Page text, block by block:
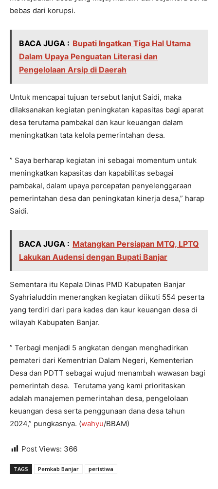
bebas dari korupsi.
BACA JUGA : Bupati Ingatkan Tiga Hal Utama
Dalam Upaya Penguatan Literasi dan
Pengelolaan Arsip di Daerah
Untuk mencapai tujuan tersebut lanjut Saidi, maka
dilaksanakan kegiatan peningkatan kapasitas bagi aparat
desa terutama pambakal dan kaur keuangan dalam
meningkatkan tata kelola pemerintahan desa.
” Saya berharap kegiatan ini sebagai momentum untuk
meningkatkan kapasitas dan kapabilitas sebagai
pambakal, dalam upaya percepatan penyelenggaraan
pemerintahan desa dan peningkatan kinerja desa,” harap
Saidi.
BACA JUGA : Matangkan Persiapan MTQ, LPTQ
Lakukan Audensi dengan Bupati Banjar
Sementara itu Kepala Dinas PMD Kabupaten Banjar
Syahrialuddin menerangkan kegiatan diikuti 554 peserta
yang terdiri dari para kades dan kaur keuangan desa di
wilayah Kabupaten Banjar.
” Terbagi menjadi 5 angkatan dengan menghadirkan
pemateri dari Kementrian Dalam Negeri, Kementerian
Desa dan PDTT sebagai wujud menambah wawasan bagi
pemerintah desa. Terutama yang kami prioritaskan
adalah manajemen pemerintahan desa, pengelolaan
keuangan desa serta penggunaan dana desa tahun
2024,” pungkasnya. (wahyu/BBAM)
Post Views: 366
TAGS Pemkab Banjar peristiwa